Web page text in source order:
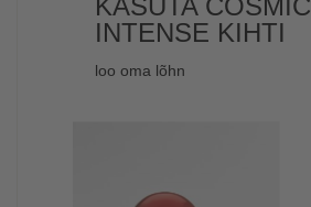
KASUTA COSMIC
INTENSE KIHTI
loo oma lõhn​